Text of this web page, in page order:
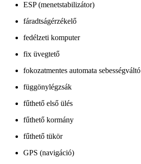
ESP (menetstabilizátor)
fáradtságérzékelő
fedélzeti komputer
fix üvegtető
fokozatmentes automata sebességváltó
függönylégzsák
fűthető első ülés
fűthető kormány
fűthető tükör
GPS (navigáció)